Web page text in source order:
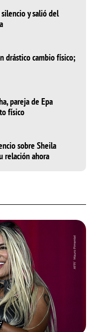
y salió del
drástico cambio físico;
pareja de Epa
físico
sobre Sheila
relación ahora